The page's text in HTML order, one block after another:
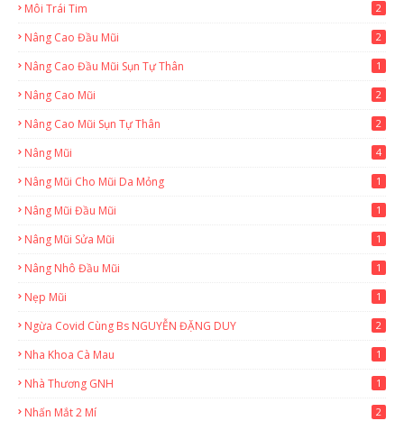
Môi Trái Tim 2
Nâng Cao Đầu Mũi 2
Nâng Cao Đầu Mũi Sụn Tự Thân 1
Nâng Cao Mũi 2
Nâng Cao Mũi Sụn Tự Thân 2
Nâng Mũi 4
Nâng Mũi Cho Mũi Da Mỏng 1
Nâng Mũi Đầu Mũi 1
Nâng Mũi Sửa Mũi 1
Nâng Nhô Đầu Mũi 1
Nẹp Mũi 1
Ngừa Covid Cùng Bs NGUYỄN ĐẶNG DUY 2
Nha Khoa Cà Mau 1
Nhà Thương GNH 1
Nhấn Mắt 2 Mí 2